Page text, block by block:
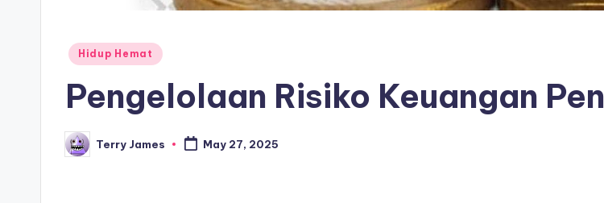
Posted
Hidup Hemat
Pengelolaan Risiko Keuangan
Posted
by
Terry James May 27, 2025